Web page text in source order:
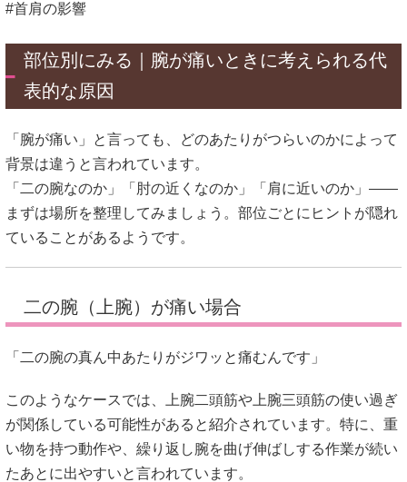
#首肩の影響
部位別にみる｜腕が痛いときに考えられる代
表的な原因
「腕が痛い」と言っても、どのあたりがつらいのかによって
背景は違うと言われています。
「二の腕なのか」「肘の近くなのか」「肩に近いのか」――
まずは場所を整理してみましょう。部位ごとにヒントが隠れ
ていることがあるようです。
二の腕（上腕）が痛い場合
「二の腕の真ん中あたりがジワッと痛むんです」
このようなケースでは、上腕二頭筋や上腕三頭筋の使い過ぎ
が関係している可能性があると紹介されています。特に、重
い物を持つ動作や、繰り返し腕を曲げ伸ばしする作業が続い
たあとに出やすいと言われています。